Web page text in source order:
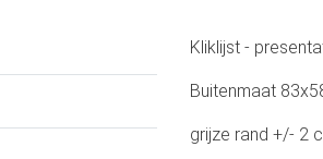
Kliklijst -
Buitenmaat
grijze rand +/- 2